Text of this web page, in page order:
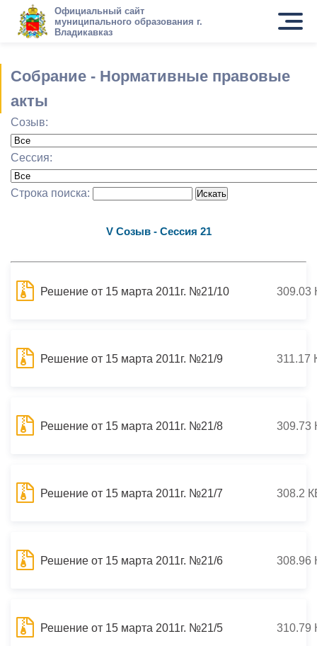
Официальный сайт
муниципального образования г.
Владикавказ
Собрание - Нормативные правовые
акты
Созыв:
Сессия:
Строка поиска:
V Созыв - Сессия 21
Решение от 15 марта 2011г. №21/10 309.03
Решение от 15 марта 2011г. №21/9 311.17
Решение от 15 марта 2011г. №21/8 309.73
Решение от 15 марта 2011г. №21/7 308.2
Решение от 15 марта 2011г. №21/6 308.96
Решение от 15 марта 2011г. №21/5 310.79